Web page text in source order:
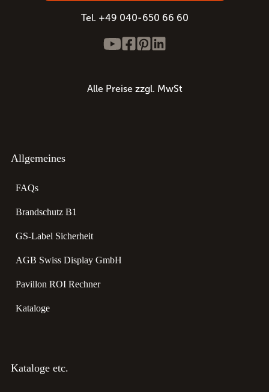
Tel. +49 040-650 66 60
Alle Preise zzgl. MwSt
Allgemeines
FAQs
Brandschutz B1
GS-Label Sicherheit
AGB Swiss Display GmbH
Pavillon ROI Rechner
Kataloge
Kataloge etc.